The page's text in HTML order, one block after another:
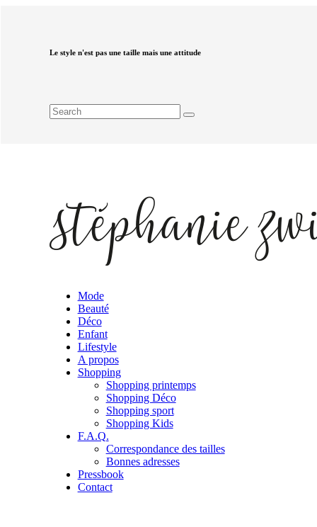
Le style n'est pas une taille mais une attitude
Mode
Beauté
Déco
Enfant
Lifestyle
A propos
Shopping
Shopping printemps
Shopping Déco
Shopping sport
Shopping Kids
F.A.Q.
Correspondance des tailles
Bonnes adresses
Pressbook
Contact